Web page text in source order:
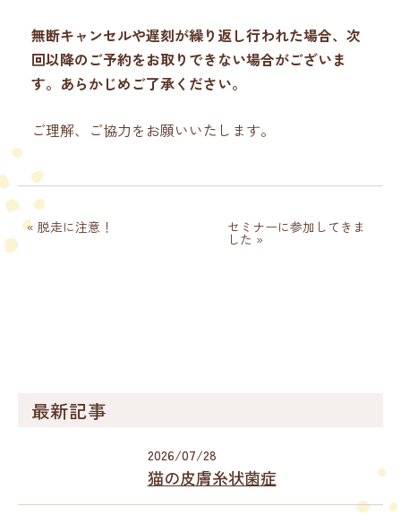
無断キャンセルや遅刻が繰り返し行われた場合、次
回以降のご予約をお取りできない場合がございま
す。あらかじめご了承ください。
ご理解、ご協力をお願いいたします。
投
稿
ナ
ビ
« 脱走に注意！ セミナーに参加してきま
した »
最新記事
2026/07/28
猫の皮膚糸状菌症